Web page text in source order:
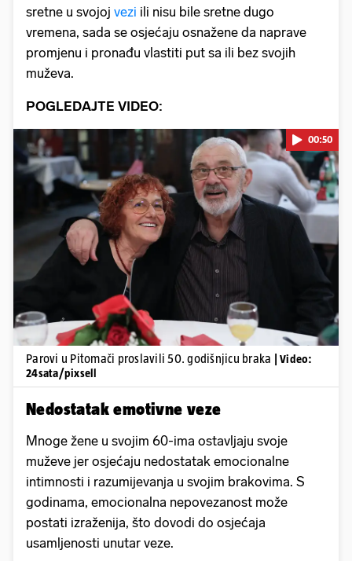
sretne u svojoj vezi ili nisu bile sretne dugo
vremena, sada se osjećaju osnažene da naprave
promjenu i pronađu vlastiti put sa ili bez svojih
muževa.
POGLEDAJTE VIDEO:
Pokretanje videa...
00:50
Parovi u Pitomači proslavili 50. godišnjicu braka
| Video:
24sata/pixsell
Nedostatak emotivne veze
Mnoge žene u svojim 60-ima ostavljaju svoje
muževe jer osjećaju nedostatak emocionalne
intimnosti i razumijevanja u svojim brakovima. S
godinama, emocionalna nepovezanost može
postati izraženija, što dovodi do osjećaja
usamljenosti unutar veze.